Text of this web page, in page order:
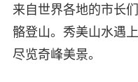
来自世界各地的市长
骼登山。秀美山水遇
尽览奇峰美景。